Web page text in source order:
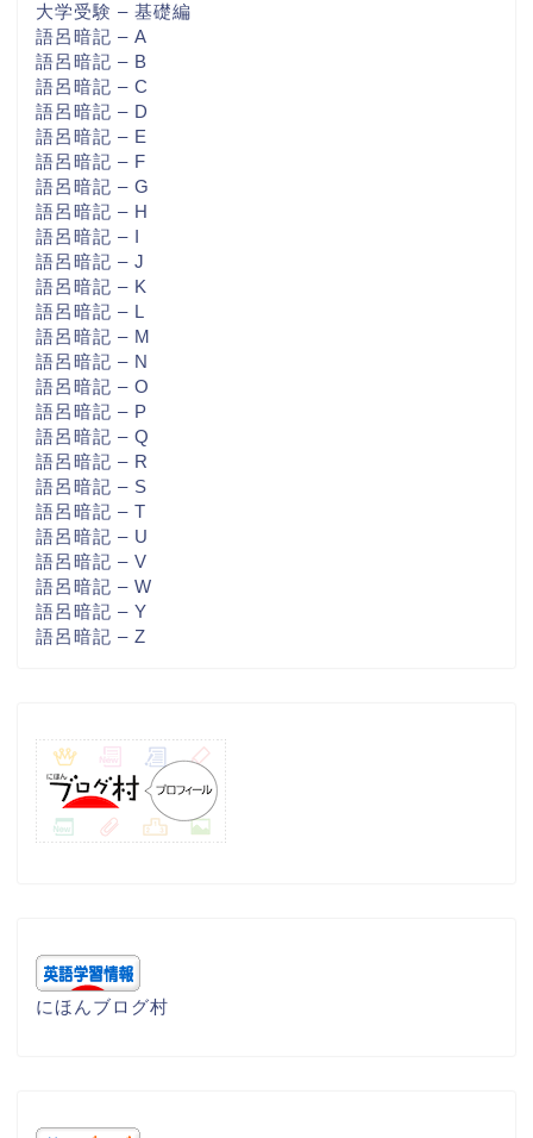
大学受験 – 基礎編
語呂暗記 – A
語呂暗記 – B
語呂暗記 – C
語呂暗記 – D
語呂暗記 – E
語呂暗記 – F
語呂暗記 – G
語呂暗記 – H
語呂暗記 – I
語呂暗記 – J
語呂暗記 – K
語呂暗記 – L
語呂暗記 – M
語呂暗記 – N
語呂暗記 – O
語呂暗記 – P
語呂暗記 – Q
語呂暗記 – R
語呂暗記 – S
語呂暗記 – T
語呂暗記 – U
語呂暗記 – V
語呂暗記 – W
語呂暗記 – Y
語呂暗記 – Z
にほんブログ村